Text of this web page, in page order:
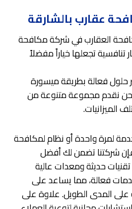
عقارب بالشارقة
العقارب في شركة مكافحة
تنافسية تجعلها خياراً مفضلاً
حلول فعالة بطريقة ميسورة
نحن نقدم مجموعة متنوعة من
الميزانيات.
لمرة واحدة أو نظام لمكافحة
شركتنا تضمن لك أفضل
حديثة ومعدات عالية
فعالة، مما يساعد على
على المدى الطويل. علاوة على